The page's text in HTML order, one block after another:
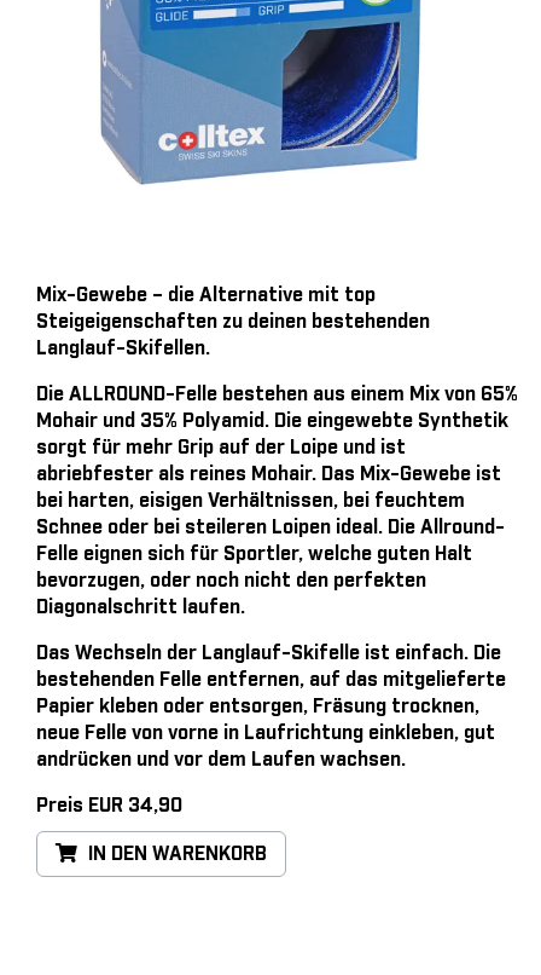
Mix-Gewebe – die Alternative mit top
Steigeigenschaften zu deinen bestehenden
Langlauf-Skifellen.
Die ALLROUND-Felle bestehen aus einem Mix von 65%
Mohair und 35% Polyamid. Die eingewebte Synthetik
sorgt für mehr Grip auf der Loipe und ist
abriebfester als reines Mohair. Das Mix-Gewebe ist
bei harten, eisigen Verhältnissen, bei feuchtem
Schnee oder bei steileren Loipen ideal. Die Allround-
Felle eignen sich für Sportler, welche guten Halt
bevorzugen, oder noch nicht den perfekten
Diagonalschritt laufen.
Das Wechseln der Langlauf-Skifelle ist einfach. Die
bestehenden Felle entfernen, auf das mitgelieferte
Papier kleben oder entsorgen, Fräsung trocknen,
neue Felle von vorne in Laufrichtung einkleben, gut
andrücken und vor dem Laufen wachsen.
Preis EUR 34,90
IN DEN WARENKORB